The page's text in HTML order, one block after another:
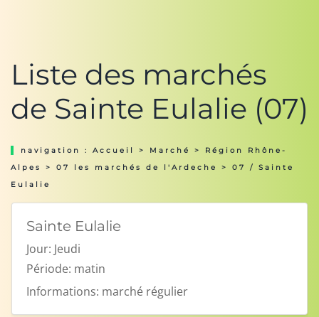
Liste des marchés
de Sainte Eulalie (07)
navigation : Accueil > Marché > Région Rhône-
Alpes
> 07 les marchés de l'Ardeche
> 07 / Sainte
Eulalie
Sainte Eulalie
Jour: Jeudi
Période: matin
Informations: marché régulier